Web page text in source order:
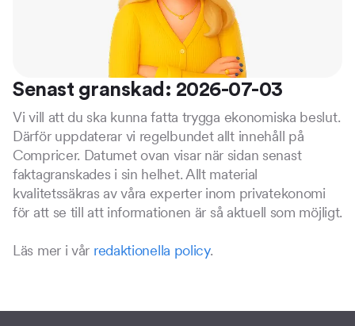
Senast granskad: 2026-07-03
Vi vill att du ska kunna fatta trygga ekonomiska beslut.
Därför uppdaterar vi regelbundet allt innehåll på
Compricer. Datumet ovan visar när sidan senast
faktagranskades i sin helhet. Allt material
kvalitetssäkras av våra experter inom privatekonomi
för att se till att informationen är så aktuell som möjligt.
Läs mer i vår redaktionella policy.